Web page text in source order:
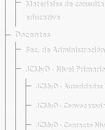
Materiales de
educativa
Docentes
Sec. de Administración
JCMyD · Nivel Primario
JCMyD ·
JCMyD ·
JCMyD · Contacto